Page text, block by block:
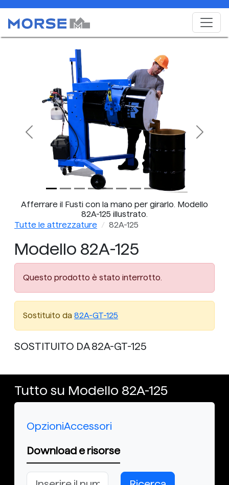
Afferrare il Fusti con la mano per girarlo. Modello
82A-125 illustrato.
Previous Next
Tutte le attrezzature 82A-125
Modello 82A-125
Questo prodotto è stato interrotto.
Sostituito da 82A-GT-125
SOSTITUITO DA 82A-GT-125
Tutto su Modello 82A-125
OpzioniAccessori
Download e risorse